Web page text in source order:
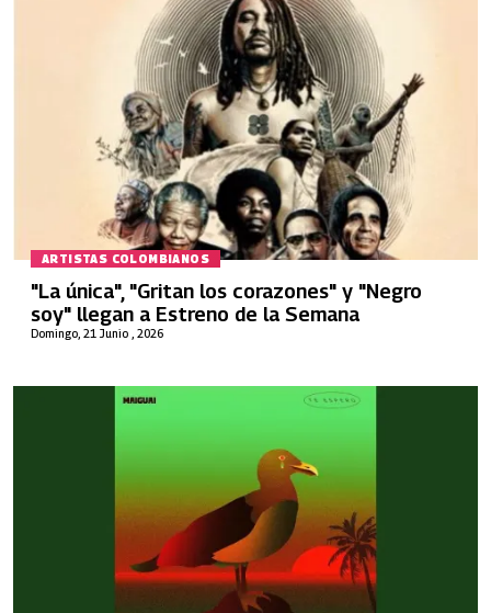
ARTISTAS COLOMBIANOS
Domingo, 21 Junio , 2026
"La única", "Gritan los corazones" y "Negro
soy" llegan a Estreno de la Semana